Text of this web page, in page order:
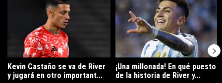
Kevin Castaño se va de River
y jugará en otro important...
¡Una millonada! En qué puesto
de la historia de River y...